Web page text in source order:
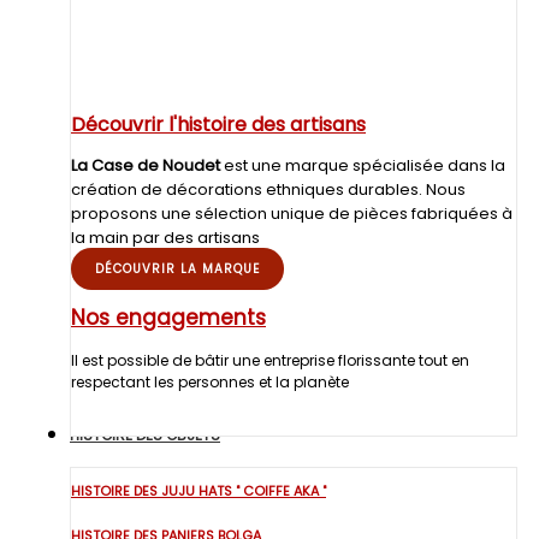
Découvrir l'histoire des artisans
La Case de Noudetest une marque spécialisée dans la
création de décorations ethniques durables. Nous
proposons une sélection unique de pièces fabriquées à
la main par des artisans
DÉCOUVRIR LA MARQUE
Nos engagements
Il est possible de bâtir une entreprise florissante tout en
respectant les personnes et la planète
HISTOIRE DES OBJETS
HISTOIRE DES JUJU HATS " COIFFE AKA "